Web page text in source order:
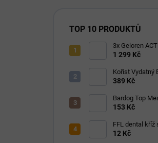
TOP 10 PRODUKTŮ
3x Geloren
pomeranč 400g
1 299 Kč
Kořist Vydatný
Krocan pro
389 Kč
Bardog Top
granule lisované
153 Kč
FFL dental kříž
eukalyptem 1 ks
12 Kč